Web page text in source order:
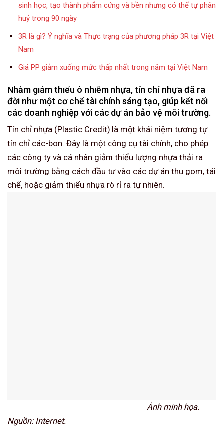
sinh học, tạo thành phẩm cứng và bền nhưng có thể tự phân
huỷ trong 90 ngày
3R là gì? Ý nghĩa và Thực trạng của phương pháp 3R tại Việt
Nam
Giá PP giảm xuống mức thấp nhất trong năm tại Việt Nam
Nhằm giảm thiểu ô nhiễm nhựa, tín chỉ nhựa đã ra
đời như một cơ chế tài chính sáng tạo, giúp kết nối
các doanh nghiệp với các dự án bảo vệ môi trường.
Tín chỉ nhựa (Plastic Credit) là một khái niệm tương tự
tín chỉ các-bon. Đây là một công cụ tài chính, cho phép
các công ty và cá nhân giảm thiểu lượng nhựa thải ra
môi trường bằng cách đầu tư vào các dự án thu gom, tái
chế, hoặc giảm thiểu nhựa rò rỉ ra tự nhiên.
Ảnh minh họa.
Nguồn: Internet.